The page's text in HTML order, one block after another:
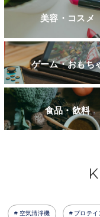
美容・コスメ
ゲーム・おもち
食品・飲料
空気清浄機 プロテイ